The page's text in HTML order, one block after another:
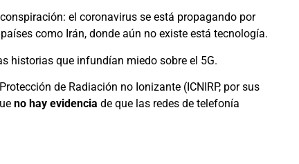
el coronavirus se está propagando por
como Irán, donde aún no existe está tecnología.
historias que infundían miedo sobre el 5G.
de Radiación no Ionizante (ICNIRP, por sus
no hay evidencia de que las redes de telefonía